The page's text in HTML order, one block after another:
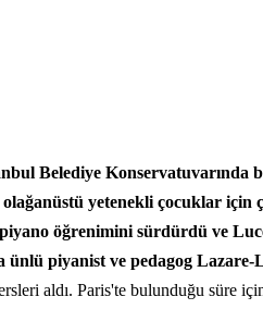
Belediye Konservatuvarında
yetenekli çocuklar için
öğrenimini sürdürdü ve
piyanist ve pedagog Lazare-
aldı. Paris'te bulunduğu süre